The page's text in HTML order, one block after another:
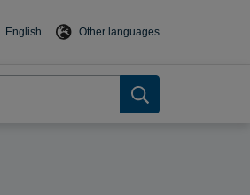
English Other languages